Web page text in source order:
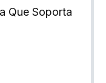
Que Soporta